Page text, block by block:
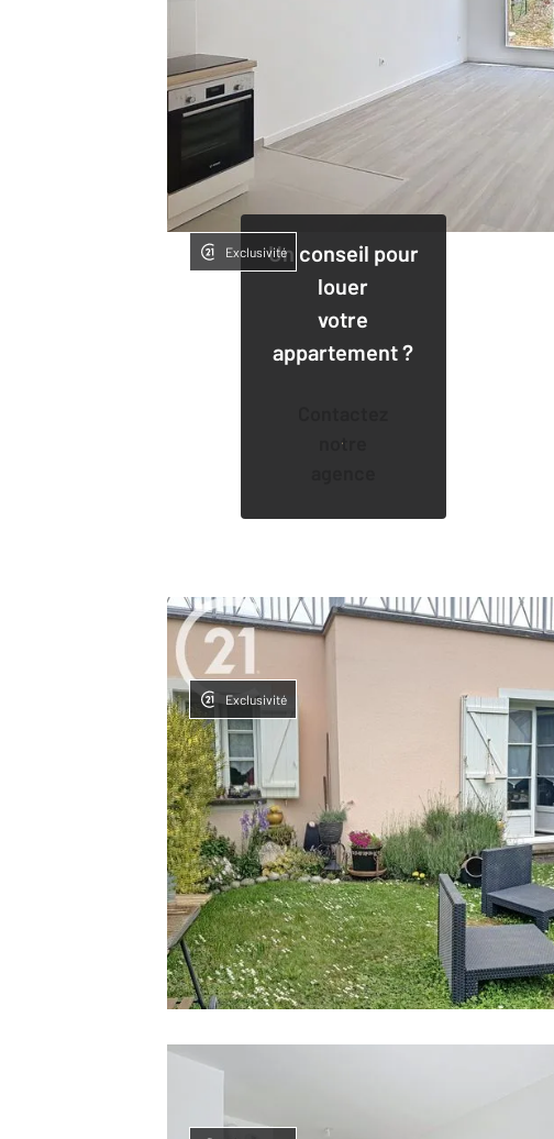
Un conseil pour
louer
votre
appartement ?
notre
Exclusivité
Exclusivité